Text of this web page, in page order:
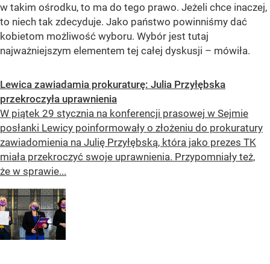
w takim ośrodku, to ma do tego prawo. Jeżeli chce inaczej,
to niech tak zdecyduje. Jako państwo powinniśmy dać
kobietom możliwość wyboru. Wybór jest tutaj
najważniejszym elementem tej całej dyskusji – mówiła.
Lewica zawiadamia prokuraturę: Julia Przyłębska
przekroczyła uprawnienia
W piątek 29 stycznia na konferencji prasowej w Sejmie
posłanki Lewicy poinformowały o złożeniu do prokuratury
zawiadomienia na Julię Przyłębską, która jako prezes TK
miała przekroczyć swoje uprawnienia. Przypomniały też,
że w sprawie...